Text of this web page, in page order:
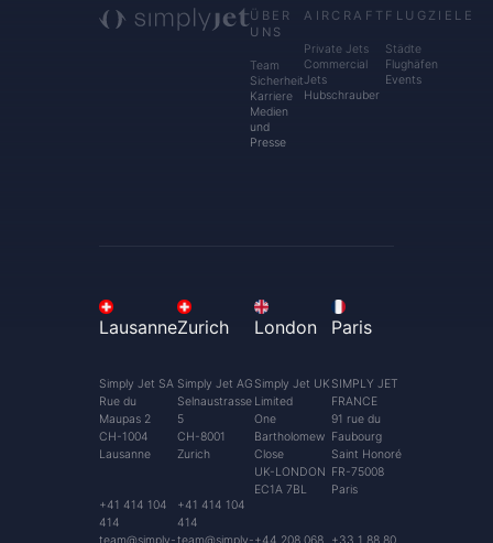
ÜBER
UNS
Team
Sicherheit
Karriere
Medien
und
Presse
AIRCRAFT
Private Jets
Commercial
Jets
Hubschrauber
FLUGZIELE
Städte
Flughäfen
Events
Lausanne
Simply Jet SA
Rue du
Maupas 2
CH-1004
Lausanne
+41 414 104
414
team@simply-
Zurich
Simply Jet AG
Selnaustrasse
5
CH-8001
Zurich
+41 414 104
414
team@simply-
London
Simply Jet UK
Limited
One
Bartholomew
Close
UK-LONDON
EC1A 7BL
+44 208 068
Paris
SIMPLY JET
FRANCE
91 rue du
Faubourg
Saint Honoré
FR-75008
Paris
+33 1 88 80